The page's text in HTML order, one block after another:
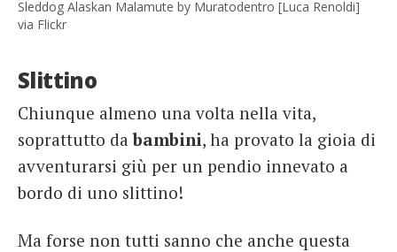
Sleddog Alaskan Malamute by Muratodentro [Luca Renoldi]
via Flickr
Slittino
Chiunque almeno una volta nella vita,
soprattutto dabambini, ha provato la gioia di
avventurarsi giù per un pendio innevato a
bordo di uno slittino!
Ma forse non tutti sanno che anche questa